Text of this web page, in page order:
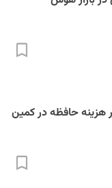
هزینه حافظه در کمین